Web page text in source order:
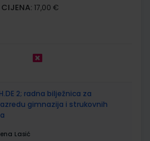
CIJENA: 17,00 €
2; radna bilježnica za
gimnazija i strukovnih
Lasić